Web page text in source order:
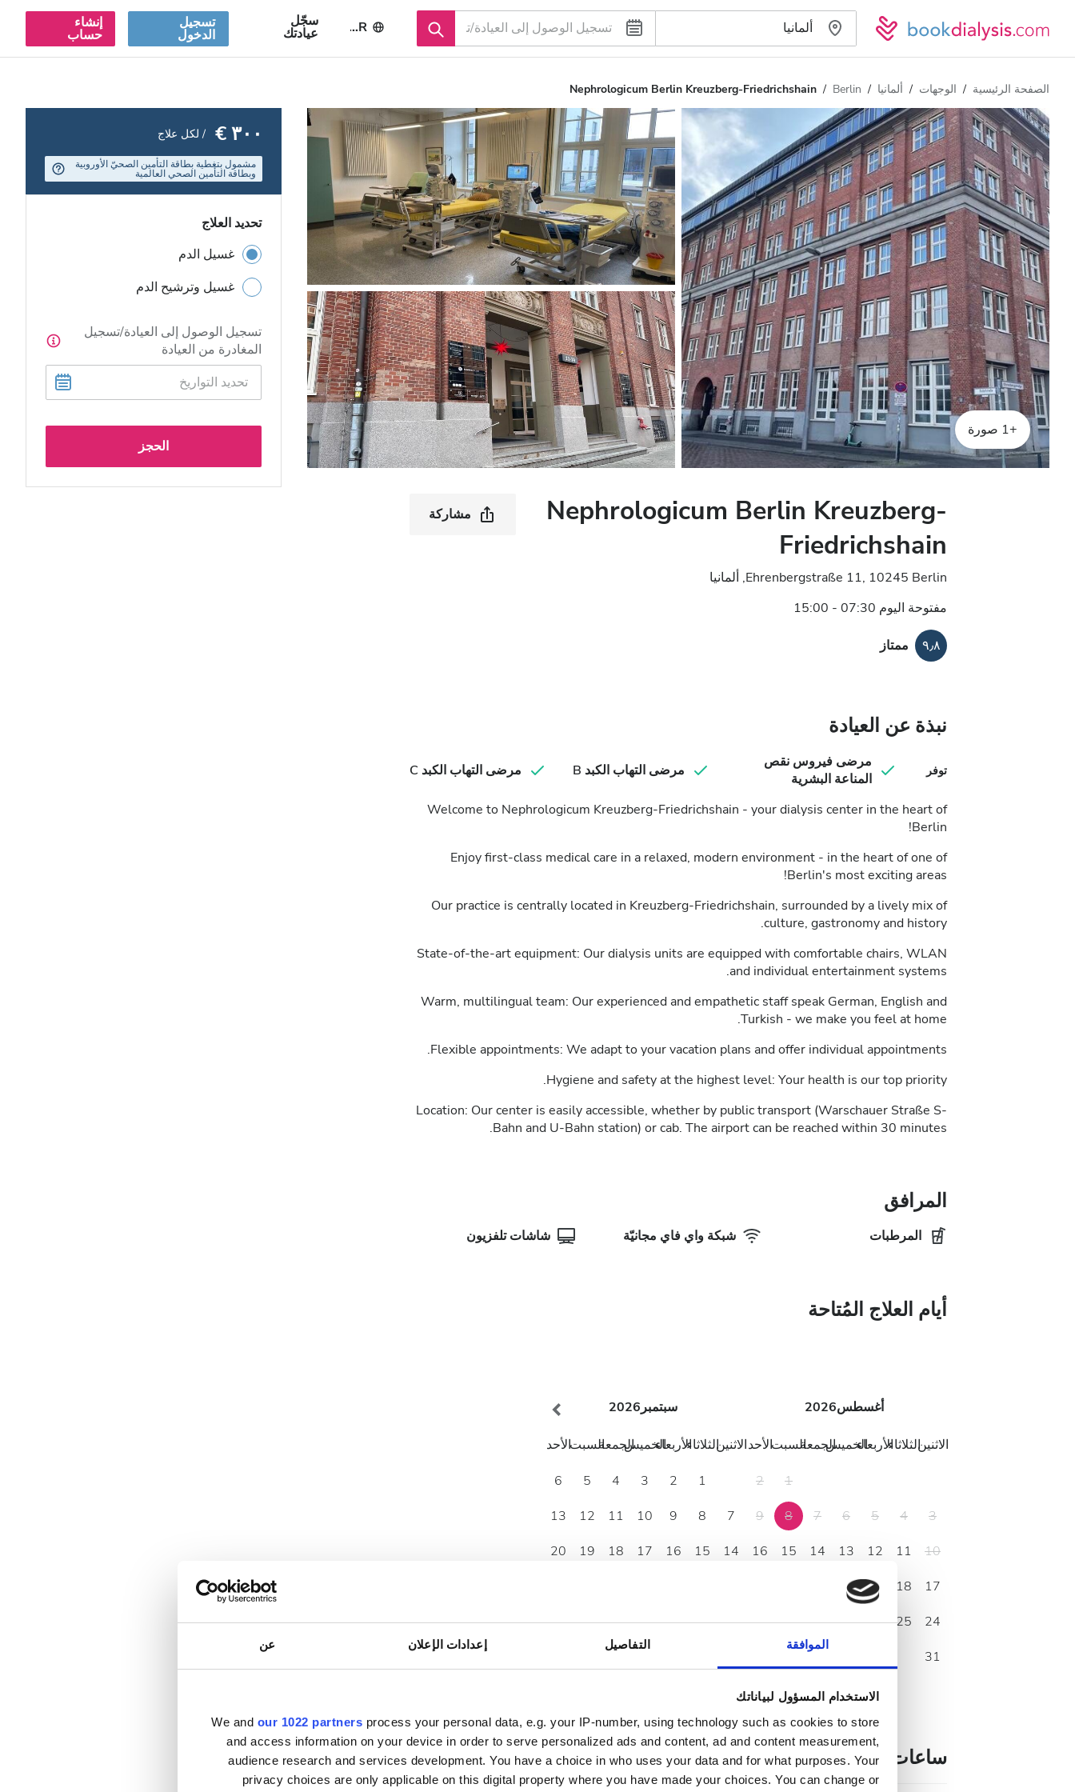
الموافقة التفاصيل إعدادات الإعلان عن
الاستخدام المسؤول لبياناتك
We and our 1022 partners process your personal data, e.g. your IP-number, using technology such as cookies to store
and access information on your device in order to serve personalized ads and content, ad and content measurement,
audience research and services development. You have a choice in who uses your data and for what purposes. Your
privacy choices are only applicable on this digital property where you have made your choices. You can change or
AR سجّل
عيادتك
تسجيل
الدخول
إنشاء
حساب
الصفحة الرئيسية الوجهات ألمانيا Berlin
Nephrologicum Berlin Kreuzberg-Friedrichshain
+1 صورة
Nephrologicum Berlin Kreuzberg-
Friedrichshain
Ehrenbergstraße 11, 10245 Berlin, ألمانيا
مفتوحة اليوم 07:30 - 15:00
٩٫٨ ممتاز
مشاركة
نبذة عن العيادة
توفر
مرضى فيروس نقص
المناعة البشرية
مرضى التهاب الكبد B مرضى التهاب الكبد C
Welcome to Nephrologicum Kreuzberg-Friedrichshain - your dialysis center in the heart of
Berlin!
Enjoy first-class medical care in a relaxed, modern environment - in the heart of one of
Berlin's most exciting areas!
Our practice is centrally located in Kreuzberg-Friedrichshain, surrounded by a lively mix of
culture, gastronomy and history.
State-of-the-art equipment: Our dialysis units are equipped with comfortable chairs, WLAN
and individual entertainment systems.
Warm, multilingual team: Our experienced and empathetic staff speak German, English and
Turkish - we make you feel at home.
Flexible appointments: We adapt to your vacation plans and offer individual appointments.
Hygiene and safety at the highest level: Your health is our top priority.
Location: Our center is easily accessible, whether by public transport (Warschauer Straße S-
Bahn and U-Bahn station) or cab. The airport can be reached within 30 minutes.
المرافق
المرطبات شبكة واي فاي مجانيّة شاشات تلفزيون
أيام العلاج المُتاحة
أغسطس2026
الاثنينالثلاثاءالأربعاءالخميسالجمعةالسبتالأحد
1
2
3
4
5
6
7
8
9
10
11
12
13
14
15
16
17
18
19
20
24
25
26
27
28
29
30
31
سبتمبر2026
الاثنينالثلاثاءالأربعاءالخميسالجمعةالسبتالأحد
1
2
3
4
5
6
7
8
9
10
11
12
13
14
15
16
17
18
19
20
28
29
30
ساعات العمل
٣٠٠ € / لكل علاج
مشمول بتغطية بطاقة التأمين الصحيّ الأوروبية
وبطاقة التأمين الصحي العالمية
تحديد العلاج
غسيل الدم
غسيل وترشيح الدم
تسجيل الوصول إلى العيادة/تسجيل
المغادرة من العيادة
الحجز